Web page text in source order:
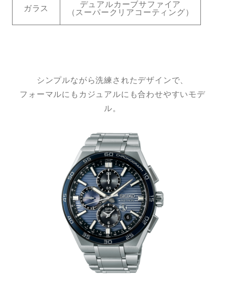
ガラス
デュアルカーブサファイア
（スーパークリアコーティング）
シンプルながら洗練されたデザインで、
フォーマルにもカジュアルにも合わせやすいモデ
ル。